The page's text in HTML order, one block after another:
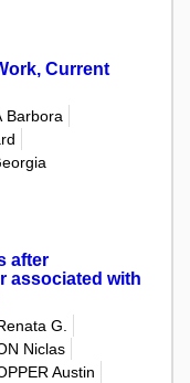
Current
Barbora
after
associated with
G.
Niclas
Austin